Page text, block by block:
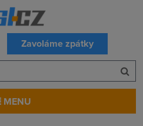
Zavoláme zpátky
MENU